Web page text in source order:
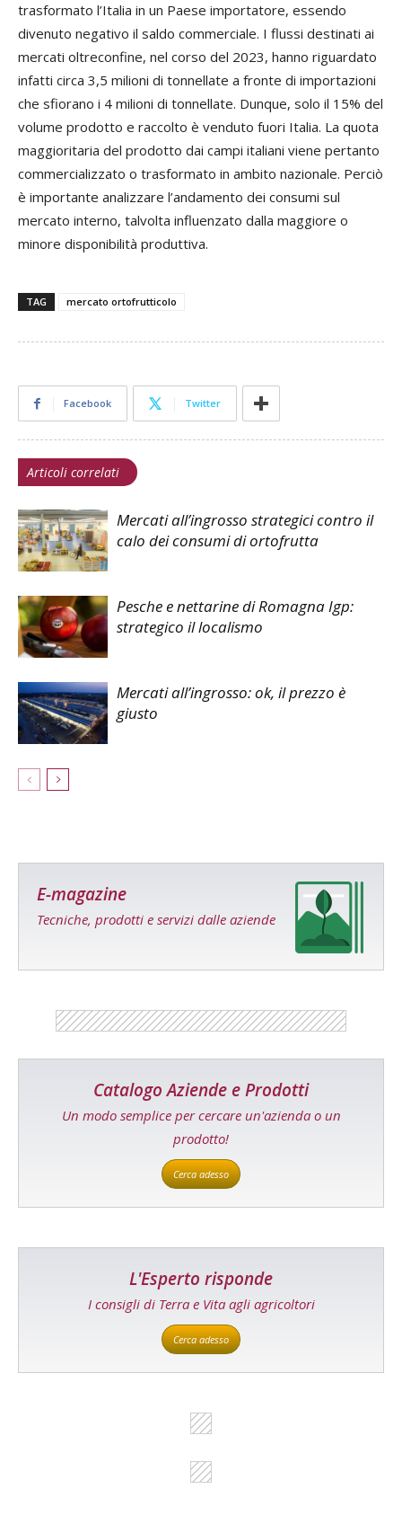
trasformato l’Italia in un Paese importatore, essendo
divenuto negativo il saldo commerciale. I flussi destinati ai
mercati oltreconfine, nel corso del 2023, hanno riguardato
infatti circa 3,5 milioni di tonnellate a fronte di importazioni
che sfiorano i 4 milioni di tonnellate. Dunque, solo il 15% del
volume prodotto e raccolto è venduto fuori Italia. La quota
maggioritaria del prodotto dai campi italiani viene pertanto
commercializzato o trasformato in ambito nazionale. Perciò
è importante analizzare l’andamento dei consumi sul
mercato interno, talvolta influenzato dalla maggiore o
minore disponibilità produttiva.
TAG mercato ortofrutticolo
Facebook Twitter
Articoli correlati
Mercati all’ingrosso strategici contro il
calo dei consumi di ortofrutta
Pesche e nettarine di Romagna Igp:
strategico il localismo
Mercati all’ingrosso: ok, il prezzo è
giusto
E-magazine
Tecniche, prodotti e servizi dalle aziende
Catalogo Aziende e Prodotti
Un modo semplice per cercare un'azienda o un
prodotto!
Cerca adesso
L'Esperto risponde
I consigli di Terra e Vita agli agricoltori
Cerca adesso